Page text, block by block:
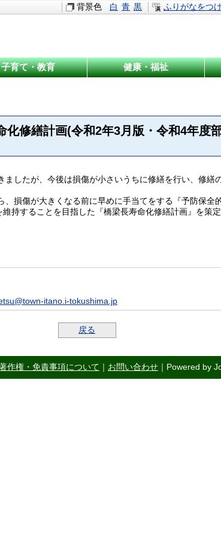
背景色 白 青 黒 ふりがなをつ
子育て・教育 健康・福祉
化修繕計画(令和2年3月版・令和4年度
したが、今後は損傷が⼩さいうちに修繕を⾏い、修繕
損傷が⼤きくなる前に早めに⼿当てをする『予防保全
持することを⽬指した『橋梁⻑寿命化修繕計画』を策
itano.i-tokushima.jp
戻る
作権・免責事項について お問い合わせ ｜Powered by